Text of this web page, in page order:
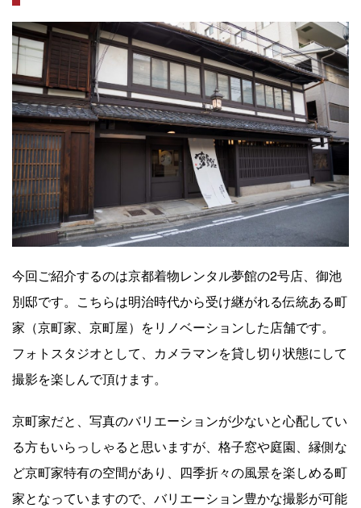
今回ご紹介するのは京都着物レンタル夢館の2号店、御池
別邸です。こちらは明治時代から受け継がれる伝統ある町
家（京町家、京町屋）をリノベーションした店舗です。
フォトスタジオとして、カメラマンを貸し切り状態にして
撮影を楽しんで頂けます。
京町家だと、写真のバリエーションが少ないと心配してい
る方もいらっしゃると思いますが、​格子窓や庭園、縁側な
ど京町家特有の空間があり、四季折々の風景を楽しめる町
家となっていますので、バリエーション豊かな撮影が可能